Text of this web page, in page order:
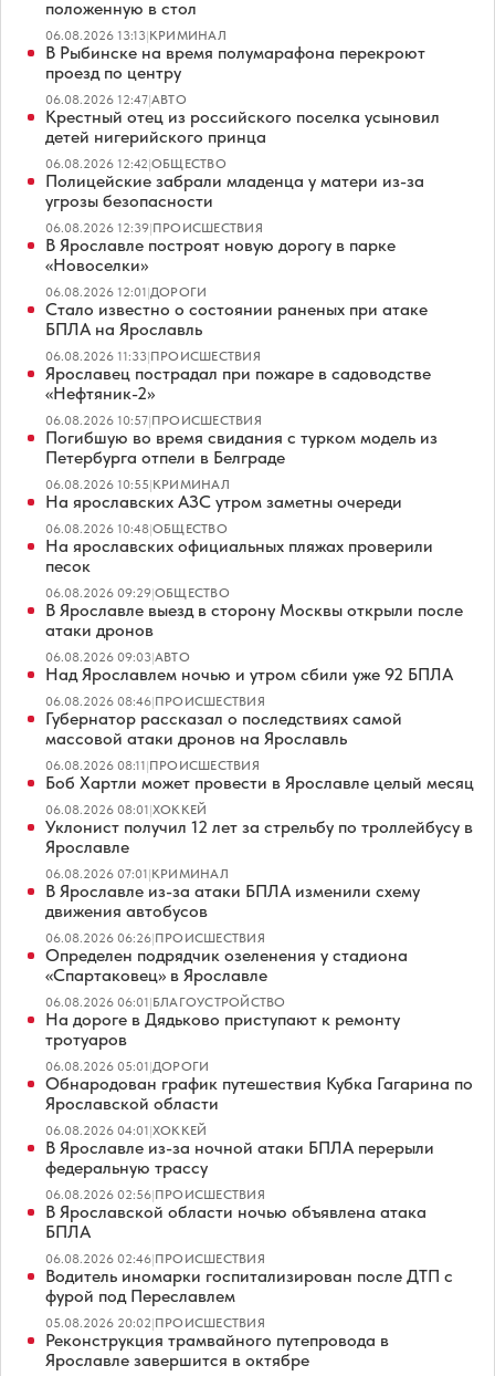
положенную в стол
06.08.2026 13:13|КРИМИНАЛ
В Рыбинске на время полумарафона перекроют
проезд по центру
06.08.2026 12:47|АВТО
Крестный отец из российского поселка усыновил
детей нигерийского принца
06.08.2026 12:42|ОБЩЕСТВО
Полицейские забрали младенца у матери из-за
угрозы безопасности
06.08.2026 12:39|ПРОИСШЕСТВИЯ
В Ярославле построят новую дорогу в парке
«Новоселки»
06.08.2026 12:01|ДОРОГИ
Стало известно о состоянии раненых при атаке
БПЛА на Ярославль
06.08.2026 11:33|ПРОИСШЕСТВИЯ
Ярославец пострадал при пожаре в садоводстве
«Нефтяник-2»
06.08.2026 10:57|ПРОИСШЕСТВИЯ
Погибшую во время свидания с турком модель из
Петербурга отпели в Белграде
06.08.2026 10:55|КРИМИНАЛ
На ярославских АЗС утром заметны очереди
06.08.2026 10:48|ОБЩЕСТВО
На ярославских официальных пляжах проверили
песок
06.08.2026 09:29|ОБЩЕСТВО
В Ярославле выезд в сторону Москвы открыли после
атаки дронов
06.08.2026 09:03|АВТО
Над Ярославлем ночью и утром сбили уже 92 БПЛА
06.08.2026 08:46|ПРОИСШЕСТВИЯ
Губернатор рассказал о последствиях самой
массовой атаки дронов на Ярославль
06.08.2026 08:11|ПРОИСШЕСТВИЯ
Боб Хартли может провести в Ярославле целый месяц
06.08.2026 08:01|ХОККЕЙ
Уклонист получил 12 лет за стрельбу по троллейбусу в
Ярославле
06.08.2026 07:01|КРИМИНАЛ
В Ярославле из-за атаки БПЛА изменили схему
движения автобусов
06.08.2026 06:26|ПРОИСШЕСТВИЯ
Определен подрядчик озеленения у стадиона
«Спартаковец» в Ярославле
06.08.2026 06:01|БЛАГОУСТРОЙСТВО
На дороге в Дядьково приступают к ремонту
тротуаров
06.08.2026 05:01|ДОРОГИ
Обнародован график путешествия Кубка Гагарина по
Ярославской области
06.08.2026 04:01|ХОККЕЙ
В Ярославле из-за ночной атаки БПЛА перерыли
федеральную трассу
06.08.2026 02:56|ПРОИСШЕСТВИЯ
В Ярославской области ночью объявлена атака
БПЛА
06.08.2026 02:46|ПРОИСШЕСТВИЯ
Водитель иномарки госпитализирован после ДТП с
фурой под Переславлем
05.08.2026 20:02|ПРОИСШЕСТВИЯ
Реконструкция трамвайного путепровода в
Ярославле завершится в октябре